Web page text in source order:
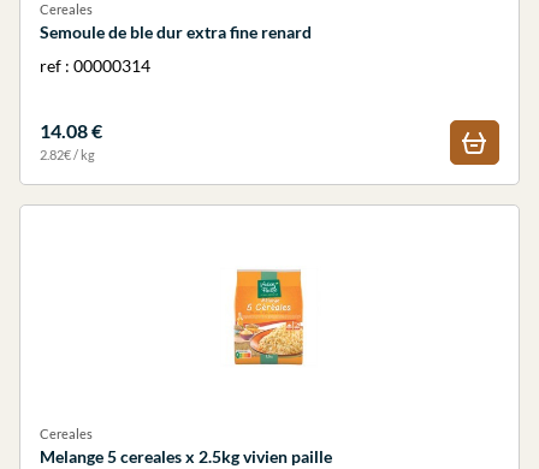
Cereales
Semoule de ble dur extra fine renard
ref : 00000314
14.08 €
2.82€ / kg
Cereales
Melange 5 cereales x 2.5kg vivien paille